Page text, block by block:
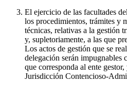
El ejercicio de las facultades
los procedimientos, trámites y
técnicas, relativas a la gestión
y, supletoriamente, a las que
Los actos de gestión que se
delegación serán impugnables
que corresponda al ente
Jurisdicción Contencioso-